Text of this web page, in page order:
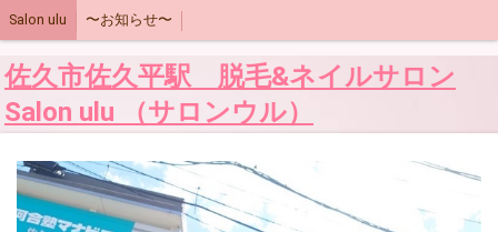
Salon ulu 〜お知らせ〜
佐久市佐久平駅 脱毛&ネイルサロン
Salon ulu （サロンウル）